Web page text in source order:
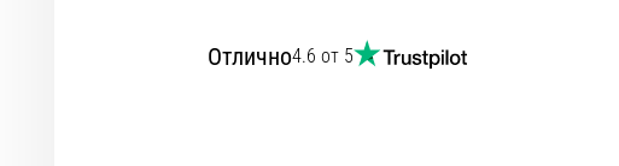
Отлично4.6 от 5